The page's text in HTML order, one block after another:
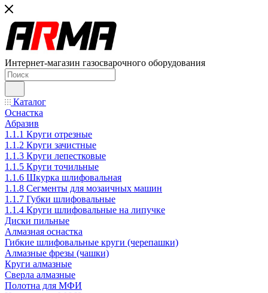
Интернет-магазин газосварочного оборудования
Каталог
Оснастка
Абразив
1.1.1 Круги отрезные
1.1.2 Круги зачистные
1.1.3 Круги лепестковые
1.1.5 Круги точильные
1.1.6 Шкурка шлифовальная
1.1.8 Сегменты для мозаичных машин
1.1.7 Губки шлифовальные
1.1.4 Круги шлифовальные на липучке
Диски пильные
Алмазная оснастка
Гибкие шлифовальные круги (черепашки)
Алмазные фрезы (чашки)
Круги алмазные
Сверла алмазные
Полотна для МФИ